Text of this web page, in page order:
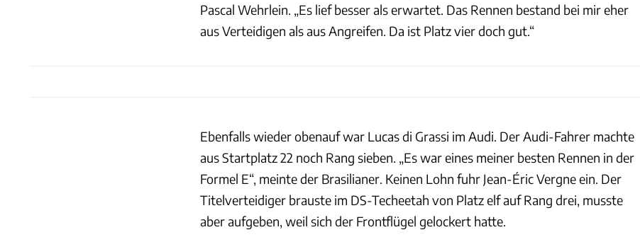
Pascal Wehrlein. „Es lief besser als erwartet. Das Rennen bestand bei mir eher
aus Verteidigen als aus Angreifen. Da ist Platz vier doch gut.“
Ebenfalls wieder obenauf war Lucas di Grassi im Audi. Der Audi-Fahrer machte
aus Startplatz 22 noch Rang sieben. „Es war eines meiner besten Rennen in der
Formel E“, meinte der Brasilianer. Keinen Lohn fuhr Jean-Éric Vergne ein. Der
Titelverteidiger brauste im DS-Techeetah von Platz elf auf Rang drei, musste
aber aufgeben, weil sich der Frontflügel gelockert hatte.